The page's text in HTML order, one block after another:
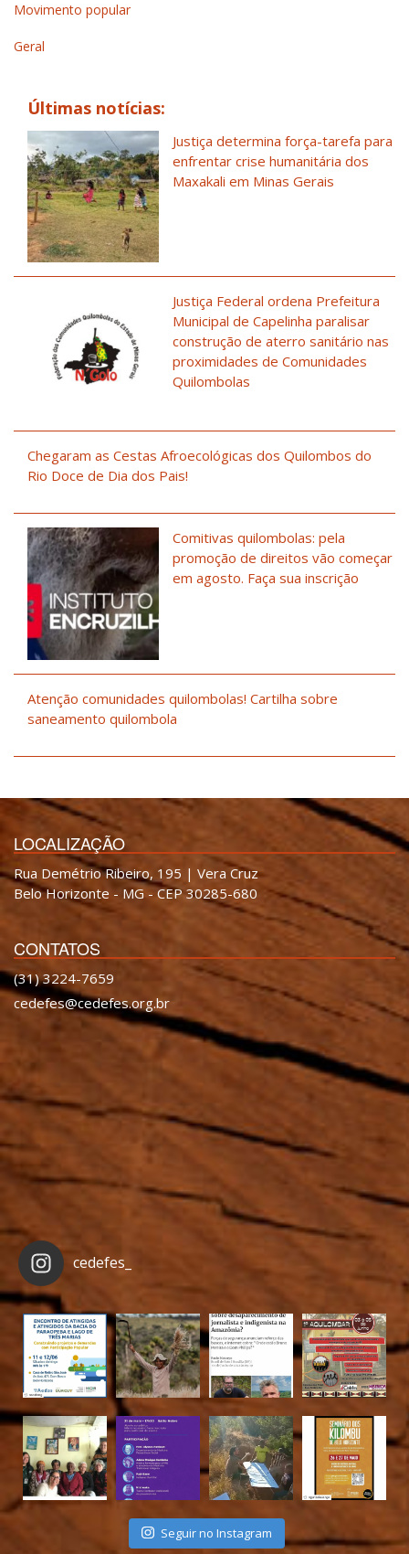
Movimento popular
Geral
Últimas notícias:
Justiça determina força-tarefa para
enfrentar crise humanitária dos
Maxakali em Minas Gerais
Justiça Federal ordena Prefeitura
Municipal de Capelinha paralisar
construção de aterro sanitário nas
proximidades de Comunidades
Quilombolas
Chegaram as Cestas Afroecológicas dos Quilombos do
Rio Doce de Dia dos Pais!
Comitivas quilombolas: pela
promoção de direitos vão começar
em agosto. Faça sua inscrição
Atenção comunidades quilombolas! Cartilha sobre
saneamento quilombola
LOCALIZAÇÃO
Rua Demétrio Ribeiro, 195 | Vera Cruz
Belo Horizonte - MG - CEP 30285-680
CONTATOS
(31) 3224-7659
cedefes@cedefes.org.br
cedefes_
Seguir no Instagram